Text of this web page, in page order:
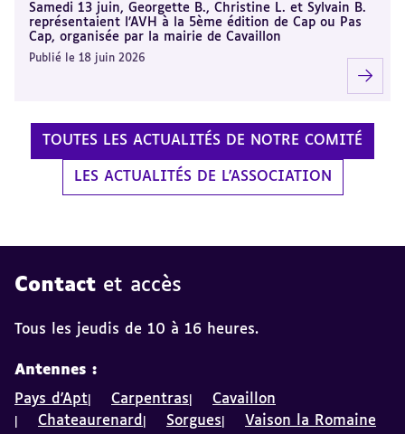
Samedi 13 juin, Georgette B., Christine L. et Sylvain B.
représentaient l’AVH à la 5ème édition de Cap ou Pas
Cap, organisée par la mairie de Cavaillon
Publié le 18 juin 2026
TOUTES LES ACTUALITÉS DE NOTRE COMITÉ
LES ACTUALITÉS DE L'ASSOCIATION
Contact et accès
Tous les jeudis de 10 à 16 heures.
Antennes :
Pays d'Apt
Carpentras
Cavaillon
Chateaurenard
Sorgues
Vaison la Romaine